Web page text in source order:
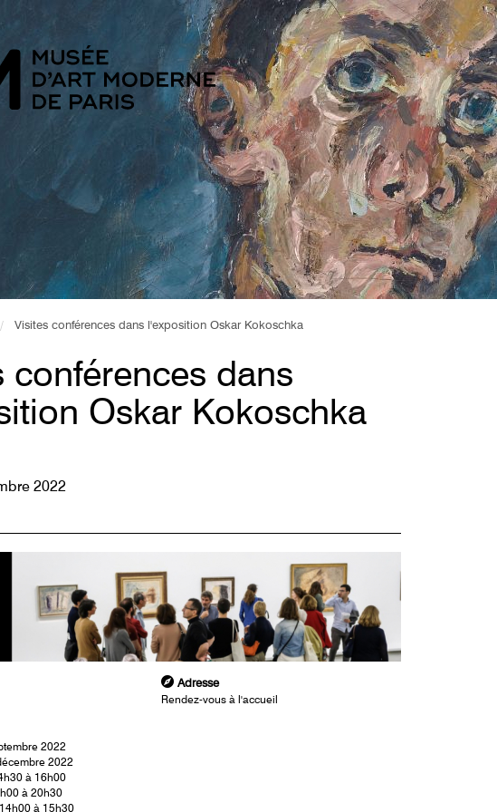
Visites conférences dans l'exposition Oskar Kokoschka
conférences dans
Oskar Kokoschka
2022
Adresse
Rendez-vous à l'accueil
2022
2022
à 16h00
à 20h30
à 15h30